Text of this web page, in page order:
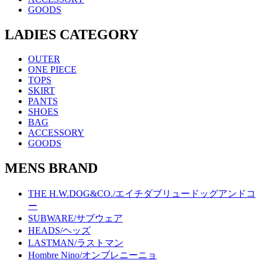
GOODS
LADIES CATEGORY
OUTER
ONE PIECE
TOPS
SKIRT
PANTS
SHOES
BAG
ACCESSORY
GOODS
MENS BRAND
THE H.W.DOG&CO./エイチダブリュードッグアンドコ
ー
SUBWARE/サブウェア
HEADS/ヘッズ
LASTMAN/ラストマン
Hombre Nino/オンブレニーニョ